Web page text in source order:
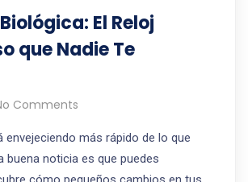
El Reloj
que Nadie Te
Comments
envejeciendo más rápido de lo que
buena noticia es que puedes